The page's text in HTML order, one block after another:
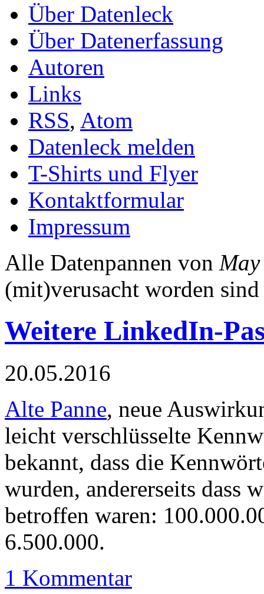
Über Datenleck
Über Datenerfassung
Autoren
Links
RSS, Atom
Datenleck melden
T-Shirts und Flyer
Kontaktformular
Impressum
Alle Datenpannen von
(mit)verusacht worden sind
Weitere LinkedIn-
20.05.2016
Alte Panne, neue
leicht verschlüsselte
bekannt, dass die
wurden, andererseits dass
betroffen waren:
6.500.000.
1 Kommentar